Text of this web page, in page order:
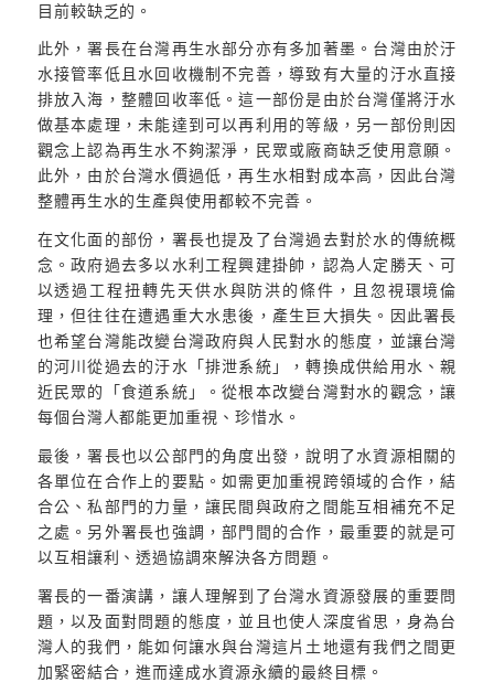
目前較缺乏的。
此外，署長在台灣再生水部分亦有多加著墨。台灣由於汙
水接管率低且水回收機制不完善，導致有大量的汙水直接
排放入海，整體回收率低。這一部份是由於台灣僅將汙水
做基本處理，未能達到可以再利用的等級，另一部份則因
觀念上認為再生水不夠潔淨，民眾或廠商缺乏使用意願。
此外，由於台灣水價過低，再生水相對成本高，因此台灣
整體再生水的生產與使用都較不完善。
在文化面的部份，署長也提及了台灣過去對於水的傳統概
念。政府過去多以水利工程興建掛帥，認為人定勝天、可
以透過工程扭轉先天供水與防洪的條件，且忽視環境倫
理，但往往在遭遇重大水患後，產生巨大損失。因此署長
也希望台灣能改變台灣政府與人民對水的態度，並讓台灣
的河川從過去的汙水「排泄系統」，轉換成供給用水、親
近民眾的「食道系統」。從根本改變台灣對水的觀念，讓
每個台灣人都能更加重視、珍惜水。
最後，署長也以公部門的角度出發，說明了水資源相關的
各單位在合作上的要點。如需更加重視跨領域的合作，結
合公、私部門的力量，讓民間與政府之間能互相補充不足
之處。另外署長也強調，部門間的合作，最重要的就是可
以互相讓利、透過協調來解決各方問題。
署長的一番演講，讓人理解到了台灣水資源發展的重要問
題，以及面對問題的態度，並且也使人深度省思，身為台
灣人的我們，能如何讓水與台灣這片土地還有我們之間更
加緊密結合，進而達成水資源永續的最終目標。